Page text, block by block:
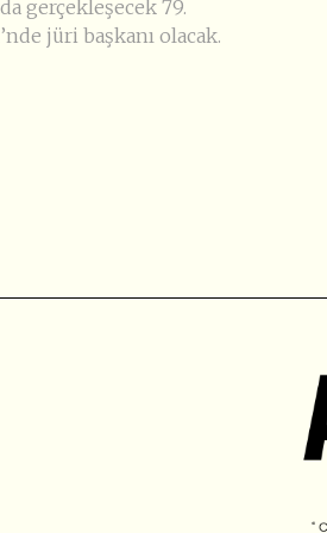
gerçekleşecek 79.
jüri başkanı olacak.